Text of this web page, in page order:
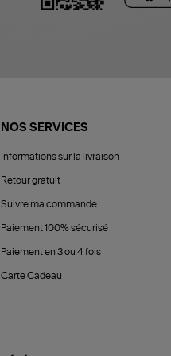
NOS SERVICES
Informations sur la livraison
Retour gratuit
Suivre ma commande
Paiement 100% sécurisé
Paiement en 3 ou 4 fois
Carte Cadeau